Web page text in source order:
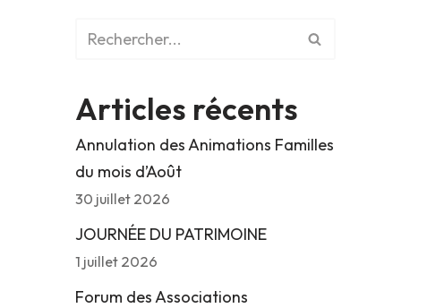
Articles récents
Annulation des Animations Familles
du mois d’Août
30 juillet 2026
JOURNÉE DU PATRIMOINE
1 juillet 2026
Forum des Associations